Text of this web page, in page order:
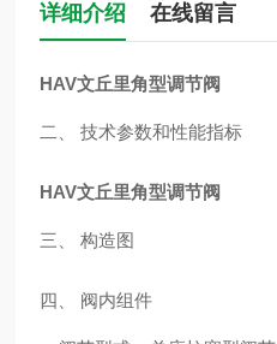
详细介绍 在线留言
HAV文丘里角型调节阀
二、 技术参数和性能指标
HAV文丘里角型调节阀
三、 构造图
四、 阀内组件